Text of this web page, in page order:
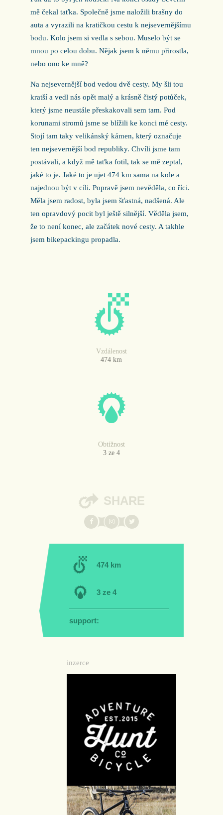
mě čekal taťka. Společně jsme naložili brašny do
auta a vyrazili na kratičkou cestu k nejsevernějšímu
bodu. Kolo jsem si vedla s sebou. Muselo být se
mnou po celou dobu. Nějak jsem k němu přirostla,
nebo ono ke mně?
Na nejsevernější bod vedou dvě cesty. My šli tou
kratší a vedl nás opět malý a krásně čistý potůček,
který jsme neustále přeskakovali sem tam. Pod
korunami stromů jsme se blížili ke konci mé cesty.
Stojí tam taky velikánský kámen, který označuje
ten nejsevernější bod republiky. Chvíli jsme tam
postávali, a když mě taťka fotil, tak se mě zeptal,
jaké to je. Jaké to je ujet 474 km sama na kole a
najednou být v cíli. Popravě jsem nevěděla, co říci.
Měla jsem radost, byla jsem šťastná, nadšená. Ale
ten opravdový pocit byl ještě silnější. Věděla jsem,
že to není konec, ale začátek nové cesty. A takhle
jsem bikepackingu propadla.
Vzdálenost
474 km
Obtížnost
3 ze 4
SHARE
474 km
3 ze 4
support:
inzerce